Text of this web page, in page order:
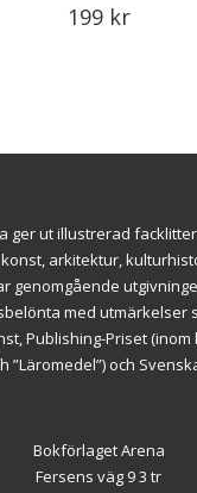
199 kr
ger ut illustrerad
arkitektur,
genomgående
med utmärkelser
Publishing-Priset
”Läromedel”) och
Bokförlaget Arena
Fersens väg 9 3 tr